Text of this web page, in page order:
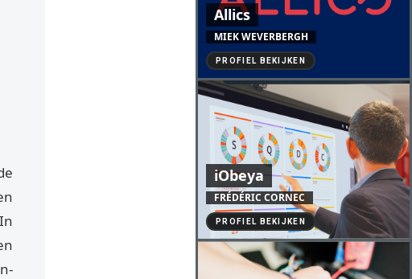
Allics
MIEK WEVERBERGH
PROFIEL BEKIJKEN
iObeya
FRÉDÉRIC CORNEC
PROFIEL BEKIJKEN